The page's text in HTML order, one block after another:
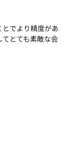
でより精度があ
とても素敵な会